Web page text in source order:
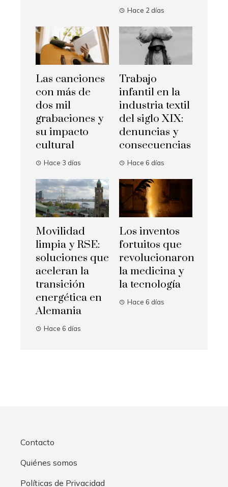
Hace 2 días
Las canciones
con más de
dos mil
grabaciones y
su impacto
cultural
Hace 3 días
Trabajo
infantil en la
industria textil
del siglo XIX:
denuncias y
consecuencias
Hace 6 días
Movilidad
limpia y RSE:
soluciones que
aceleran la
transición
energética en
Alemania
Hace 6 días
Los inventos
fortuitos que
revolucionaron
la medicina y
la tecnología
Hace 6 días
Contacto
Quiénes somos
Políticas de Privacidad